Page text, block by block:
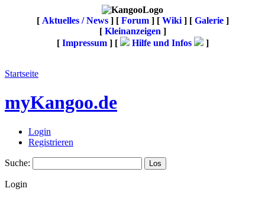
[ Aktuelles / News] [ Forum] [ Wiki] [ Galerie]
[ Kleinanzeigen ]
[ Impressum] [ Hilfe und Infos ]
Startseite
myKangoo.de
Login
Registrieren
Suche:
Login